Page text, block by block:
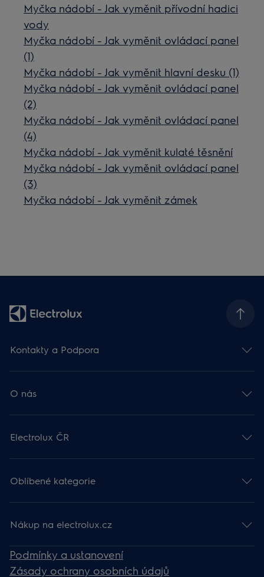
Myčka nádobí - Jak vyměnit přívodní hadici
vody
Myčka nádobí - Jak vyměnit ovládací panel
(1)
Myčka nádobí - Jak vyměnit hlavní desku (1)
Myčka nádobí - Jak vyměnit ovládací panel
(2)
Myčka nádobí - Jak vyměnit ovládací panel
(4)
Myčka nádobí - Jak vyměnit kulaté těsnění
Myčka nádobí - Jak vyměnit ovládací panel
(3)
Myčka nádobí - Jak vyměnit zámek
Kontakty a Podpora
O nás
Electrolux ČR
Oblíbené kategorie
Nákup na electrolux.cz
Podmínky a ustanovení
Zásady ochrany osobních údajů